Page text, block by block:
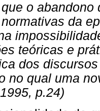
o
da
teóricas e
dos
no qual uma
p.24)